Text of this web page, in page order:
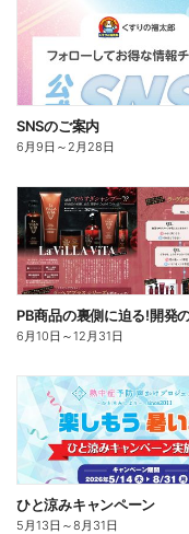
SNSのご案内
6月9日 ～ 2月28日
6月10日 ～12月31日
ひと涼みキャンペーン
5月13日 ～8月31日